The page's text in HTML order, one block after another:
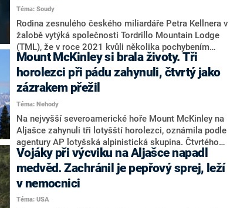
Téma: Soudy
Rodina zesnulého českého miliardáře Petra Kellnera v
žalobě vytýká společnosti Tordrillo Mountain Lodge
(TML), že v roce 2021 kvůli několika pochybením
zavinila havárii helikoptéry N351 a následné zpoždění
záchrany její šestičlenné posádky. V pátek to uvedl
právní zástupce Kellnerových František Honsa z
advokátní kanceláře BBH. V aljašském Anchorage
začal minulý týden soudní proces týkající se tragické
nehody vrtulníku, při níž zemřel Kellner a čtyři další
lidé.
Mount McKinley si brala životy. Tři
horolezci při pádu zahynuli, čtvrtý jako
zázrakem přežil
Téma: Nehody
Na nejvyšší severoamerické hoře Mount McKinley na
Aljašce zahynuli tři lotyšští horolezci, oznámila podle
agentury AP lotyšská alpinistická skupina. Čtvrtého
horolezce ze skupiny, které se stal osudnou pád
poblíž průsmyku Denali Pass ve výšce přes 5 550
metrů nad mořem, se podařilo zachránit.
Vojáky při výcviku na Aljašce napadl
medvěd. Zachránil je pepřový sprej, leží
v nemocnici
Téma: USA